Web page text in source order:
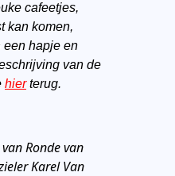
cafeetjes,
kan komen,
een hapje en
van de
hierterug.
Ronde van
Karel Van